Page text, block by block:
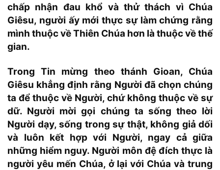
chấp nhận đau khổ và thử thách vì Chúa
Giêsu, người ấy mới thực sự làm chứng rằng
mình thuộc về Thiên Chúa hơn là thuộc về thế
gian.
Trong Tin mừng theo thánh Gioan, Chúa
Giêsu khẳng định rằng Người đã chọn chúng
ta để thuộc về Người, chứ không thuộc về sự
dữ. Người mời gọi chúng ta sống theo lời
Người dạy, sống trong sự thật, không giả dối
và luôn kết hợp với Người, ngay cả giữa
những hiểm nguy. Người môn đệ đích thực là
người yêu mến Chúa, ở lại với Chúa và trung